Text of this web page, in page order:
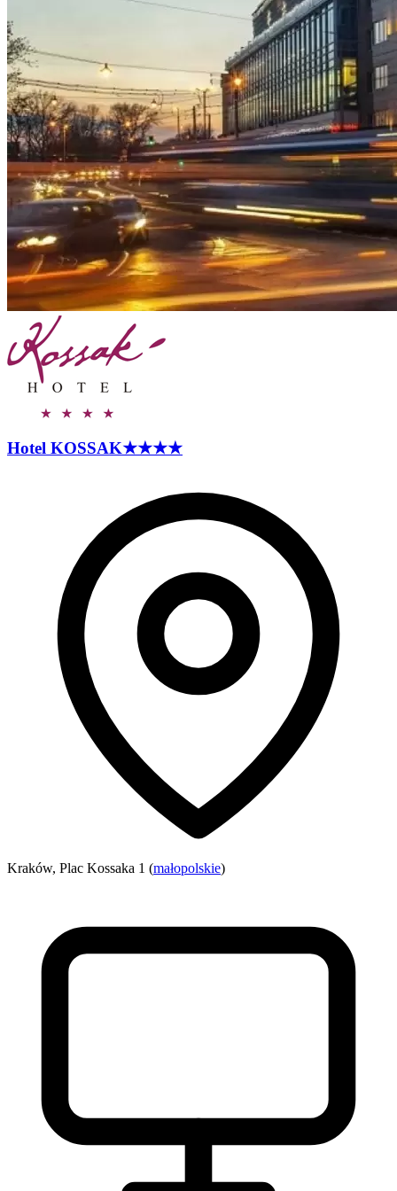
Hotel KOSSAK★★★★
Kraków, Plac Kossaka 1 (małopolskie)